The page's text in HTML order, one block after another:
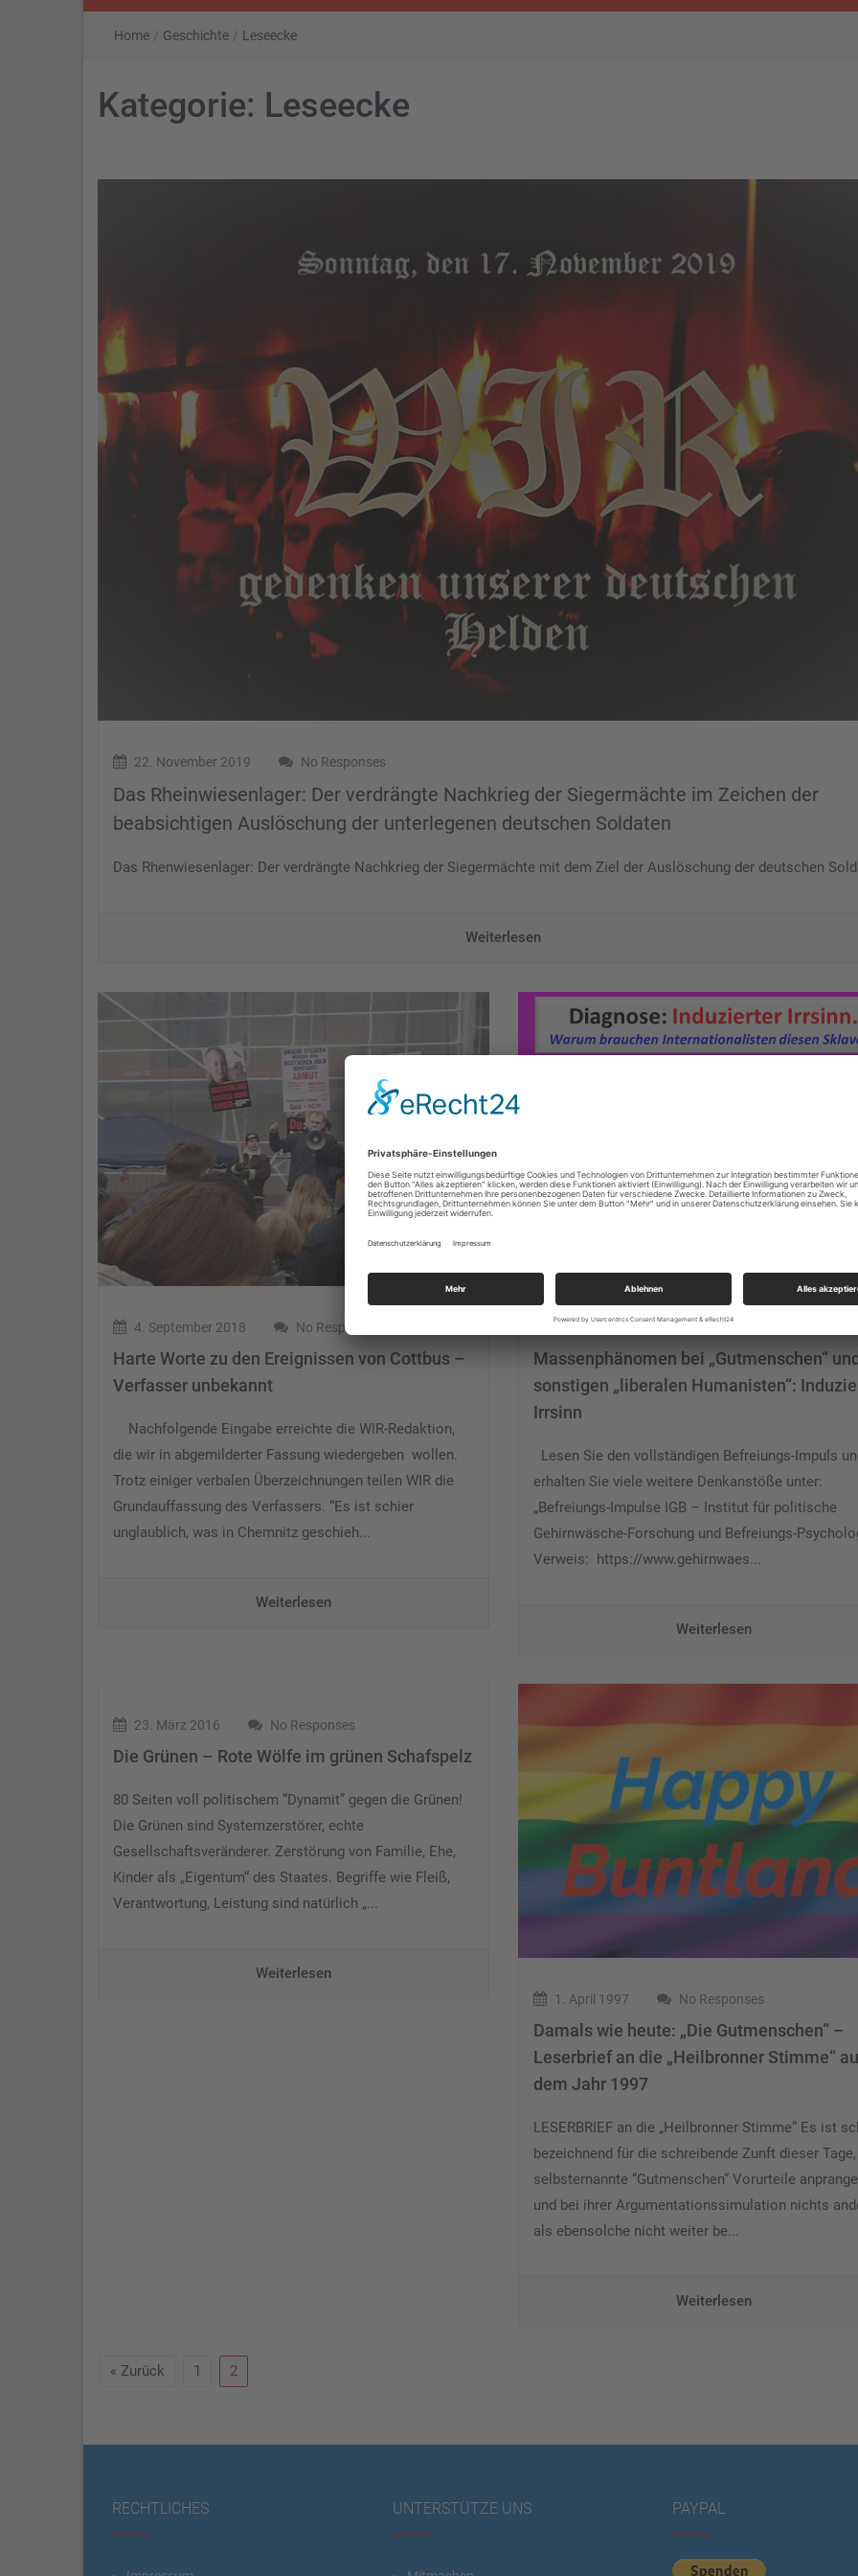
Home / Geschichte / Leseecke
Kategorie: Leseecke
22. November 2019 No Responses
Das Rheinwiesenlager: Der verdrängte Nachkrieg der Siegermächte im Zeichen der
beabsichtigen Auslöschung der unterlegenen deutschen Soldaten
Das Rhenwiesenlager: Der verdrängte Nachkrieg der Siegermächte mit dem Ziel der Auslöschung der deutschen
Weiterlesen
4. September 2018 No Responses
Harte Worte zu den Ereignissen von Cottbus –
Verfasser unbekannt
Nachfolgende Eingabe erreichte die WIR-Redaktion,
die wir in abgemilderter Fassung wiedergeben wollen.
Trotz einiger verbalen Überzeichnungen teilen WIR die
Grundauffassung des Verfassers. “Es ist schier
unglaublich, was in Chemnitz geschieh...
Weiterlesen
9. Dezember 2017
Massenphänomen bei „Gutmenschen“
sonstigen „liberalen Humanisten“:
Irrsinn
Lesen Sie den vollständigen Befreiungs-Impuls
erhalten Sie viele weitere Denkanstöße unter:
„Befreiungs-Impulse IGB – Institut für politische
Gehirnwäsche-Forschung und Befreiungs-
Verweis: https://www.gehirnwaes...
Weiterlesen
23. März 2016 No Responses
Die Grünen – Rote Wölfe im grünen Schafspelz
80 Seiten voll politischem “Dynamit” gegen die Grünen!
Die Grünen sind Systemzerstörer, echte
Gesellschaftsveränderer. Zerstörung von Familie, Ehe,
Kinder als „Eigentum“ des Staates. Begriffe wie Fleiß,
Verantwortung, Leistung sind natürlich „...
Weiterlesen
1. April 1997 No Responses
Damals wie heute: „Die Gutmenschen“ –
Leserbrief an die „Heilbronner Stimme“
dem Jahr 1997
LESERBRIEF an die „Heilbronner Stimme“ Es ist
bezeichnend für die schreibende Zunft dieser
selbsternannte “Gutmenschen“ Vorurteile
und bei ihrer Argumentationssimulation nichts
als ebensolche nicht weiter be...
Weiterlesen
« Zurück 1 2
RECHTLICHES UNTERSTÜTZE UNS PAYPAL